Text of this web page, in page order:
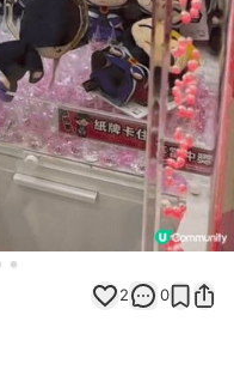
2 0